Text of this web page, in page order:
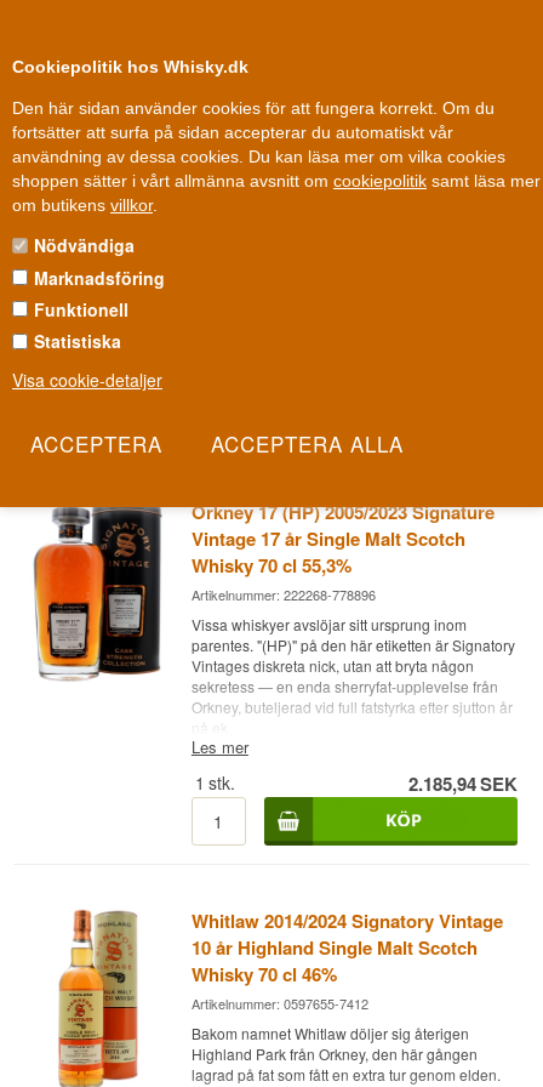
Cookiepolitik hos Whisky.dk
Den här sidan använder cookies för att fungera korrekt. Om du
fortsätter att surfa på sidan accepterar du automatiskt vår
användning av dessa cookies. Du kan läsa mer om vilka cookies
shoppen sätter i vårt allmänna avsnitt om cookiepolitik samt läsa mer
om butikens villkor.
Nödvändiga
Marknadsföring
Funktionell
Statistiska
Visa cookie-detaljer
Fri leverans Fri frakt vid 899 dkk
Whisky»Whiskydestillerier
AN ORKNEY DISTILLERY
Ett australiskt par med ingenjörs- och apotekarbakgrund byggde
själva sitt destilleri på Orkneyöarna - det första nya på 132 år. Från
whisky med en rå, nordisk karaktär. Det är en av de mest
Les mer
Orkney 17 (HP) 2005/2023 Signature
Vintage 17 år Single Malt Scotch
Whisky 70 cl 55,3%
Artikelnummer: 222268-778896
Vissa whiskyer avslöjar sitt ursprung inom
parentes. "(HP)" på den här etiketten är Signatory
Vintages diskreta nick, utan att bryta någon
sekretess — en enda sherryfat-upplevelse från
Orkney, buteljerad vid full fatstyrka efter sjutton år
Orkney 17 (HP) 2005/2023 Signatory Vintage 17
år är en Single Malt Scotch Whisky från ett enda
Oloroso sherryfat, buteljerad vid fatstyrka 55,3 %.
diskreta kompromiss: destilleriet får inte
namnges, men fatkoden DRU17/A63 och
smeknamnet pekar entydigt mot Highland Park.
Whiskyn har mognat i ett enda fat, nummer 27,
genom hela sin lagring — inget blandat in, inget
tillsatt.
Fatet fylldes den 7 maj 2005 och buteljerades
den 17 februari 2023, vilket gav 612 flaskor med
Les mer
1 stk. 2.185,94SEK
Whitlaw 2014/2024 Signatory Vintage
10 år Highland Single Malt Scotch
Whisky 70 cl 46%
Artikelnummer: 0597655-7412
Bakom namnet Whitlaw döljer sig återigen
Highland Park från Orkney, den här gången
lagrad på fat som fått en extra tur genom elden.